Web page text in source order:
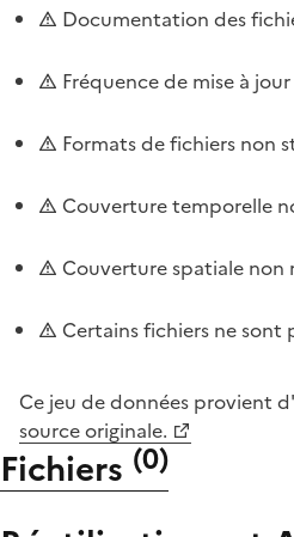
Documentation des
Fréquence de mise à
Formats de fichiers non
Couverture temporelle
Couverture spatiale non
Certains fichiers ne sont
Ce jeu de données provient
source originale.
Fichiers (0)